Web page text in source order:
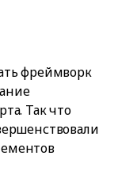
фреймворк
Так что